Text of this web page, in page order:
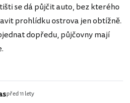
se dá půjčit auto, bez kterého
prohlídku ostrova jen obtížně.
dopředu, půjčovny mají
před 11 lety